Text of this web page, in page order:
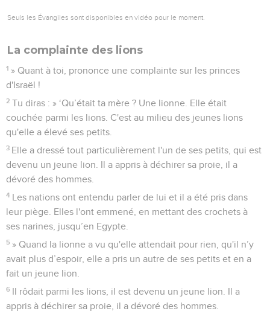
Seuls les Évangiles sont disponibles en vidéo pour le moment.
La complainte des lions
1 » Quant à toi, prononce une complainte sur les princes
d'Israël !
2 Tu diras : » ‘Qu’était ta mère ? Une lionne. Elle était
couchée parmi les lions. C'est au milieu des jeunes lions
qu'elle a élevé ses petits.
3 Elle a dressé tout particulièrement l'un de ses petits, qui est
devenu un jeune lion. Il a appris à déchirer sa proie, il a
dévoré des hommes.
4 Les nations ont entendu parler de lui et il a été pris dans
leur piège. Elles l'ont emmené, en mettant des crochets à
ses narines, jusqu’en Egypte.
5 » Quand la lionne a vu qu'elle attendait pour rien, qu'il n’y
avait plus d’espoir, elle a pris un autre de ses petits et en a
fait un jeune lion.
6 Il rôdait parmi les lions, il est devenu un jeune lion. Il a
appris à déchirer sa proie, il a dévoré des hommes.